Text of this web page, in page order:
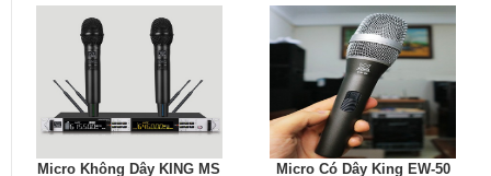
Micro Không Dây KING MS
Micro Có Dây King EW-50